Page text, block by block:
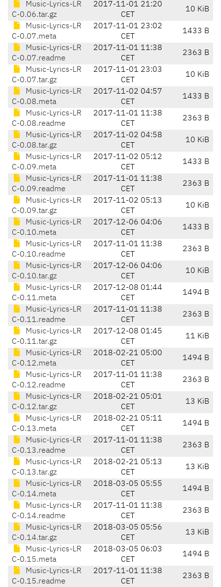
Music-Lyrics-LR
C-0.06.tar.gz
2017-11-01 21:20
CET
10 KiB
Music-Lyrics-LR
C-0.07.meta
2017-11-01 23:02
CET
1433 B
Music-Lyrics-LR
C-0.07.readme
2017-11-01 11:38
CET
2363 B
Music-Lyrics-LR
C-0.07.tar.gz
2017-11-01 23:03
CET
10 KiB
Music-Lyrics-LR
C-0.08.meta
2017-11-02 04:57
CET
1433 B
Music-Lyrics-LR
C-0.08.readme
2017-11-01 11:38
CET
2363 B
Music-Lyrics-LR
C-0.08.tar.gz
2017-11-02 04:58
CET
10 KiB
Music-Lyrics-LR
C-0.09.meta
2017-11-02 05:12
CET
1433 B
Music-Lyrics-LR
C-0.09.readme
2017-11-01 11:38
CET
2363 B
Music-Lyrics-LR
C-0.09.tar.gz
2017-11-02 05:13
CET
10 KiB
Music-Lyrics-LR
C-0.10.meta
2017-12-06 04:06
CET
1433 B
Music-Lyrics-LR
C-0.10.readme
2017-11-01 11:38
CET
2363 B
Music-Lyrics-LR
C-0.10.tar.gz
2017-12-06 04:06
CET
10 KiB
Music-Lyrics-LR
C-0.11.meta
2017-12-08 01:44
CET
1494 B
Music-Lyrics-LR
C-0.11.readme
2017-11-01 11:38
CET
2363 B
Music-Lyrics-LR
C-0.11.tar.gz
2017-12-08 01:45
CET
11 KiB
Music-Lyrics-LR
C-0.12.meta
2018-02-21 05:00
CET
1494 B
Music-Lyrics-LR
C-0.12.readme
2017-11-01 11:38
CET
2363 B
Music-Lyrics-LR
C-0.12.tar.gz
2018-02-21 05:01
CET
13 KiB
Music-Lyrics-LR
C-0.13.meta
2018-02-21 05:11
CET
1494 B
Music-Lyrics-LR
C-0.13.readme
2017-11-01 11:38
CET
2363 B
Music-Lyrics-LR
C-0.13.tar.gz
2018-02-21 05:13
CET
13 KiB
Music-Lyrics-LR
C-0.14.meta
2018-03-05 05:55
CET
1494 B
Music-Lyrics-LR
C-0.14.readme
2017-11-01 11:38
CET
2363 B
Music-Lyrics-LR
C-0.14.tar.gz
2018-03-05 05:56
CET
13 KiB
Music-Lyrics-LR
C-0.15.meta
2018-03-05 06:03
CET
1494 B
Music-Lyrics-LR
C-0.15.readme
2017-11-01 11:38
CET
2363 B